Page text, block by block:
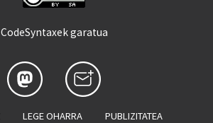
CodeSyntaxek garatua
LEGE OHARRA PUBLIZITATEA